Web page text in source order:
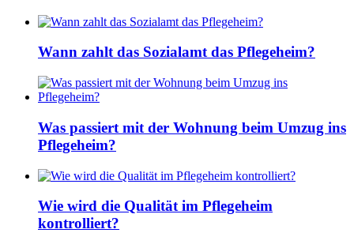
Wann zahlt das Sozialamt das Pflegeheim?
Was passiert mit der Wohnung beim Umzug ins
Pflegeheim?
Wie wird die Qualität im Pflegeheim
kontrolliert?